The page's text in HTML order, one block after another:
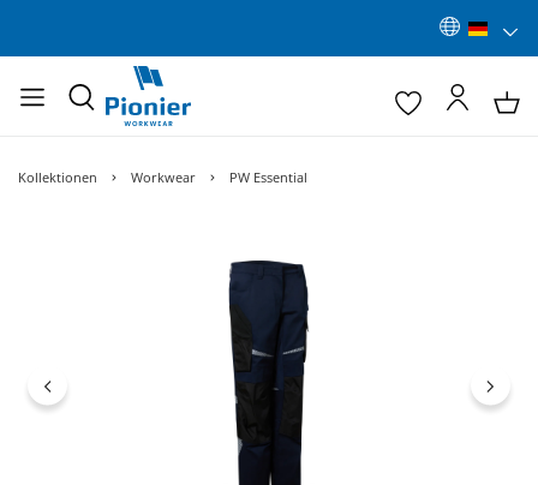
Kollektionen Workwear PW Essential
Bildergalerie überspringen